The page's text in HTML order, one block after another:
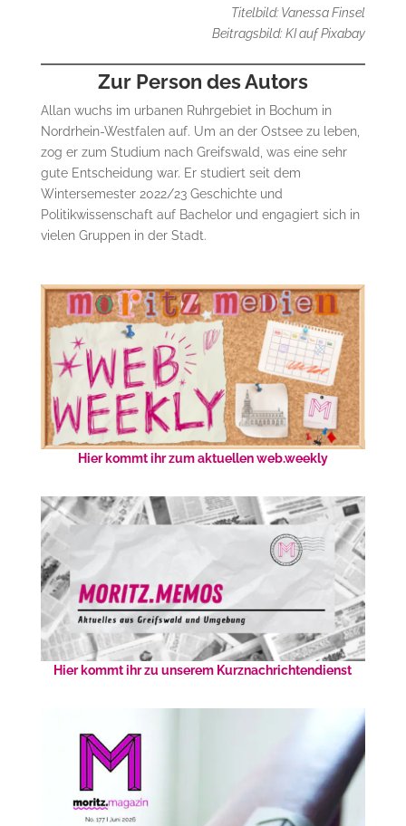
Titelbild: Vanessa Finsel
Beitragsbild: KI auf Pixabay
Zur Person des Autors
Allan wuchs im urbanen Ruhrgebiet in Bochum in
Nordrhein-Westfalen auf. Um an der Ostsee zu leben,
zog er zum Studium nach Greifswald, was eine sehr
gute Entscheidung war. Er studiert seit dem
Wintersemester 2022/23 Geschichte und
Politikwissenschaft auf Bachelor und engagiert sich in
vielen Gruppen in der Stadt.
Hier kommt ihr zum aktuellen web.weekly
Hier kommt ihr zu unserem Kurznachrichtendienst